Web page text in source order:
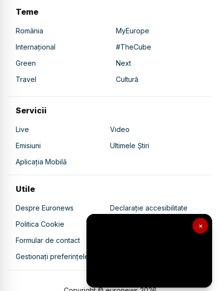
×
Teme
România
MyEurope
Internațional
#TheCube
Green
Next
Travel
Cultură
Servicii
Live
Video
Emisiuni
Ultimele Știri
Aplicația Mobilă
Utile
Despre Euronews
Declarație accesibilitate
Politica Cookie
Politica de confidențialitate
Formular de contact
Gestionați preferințele